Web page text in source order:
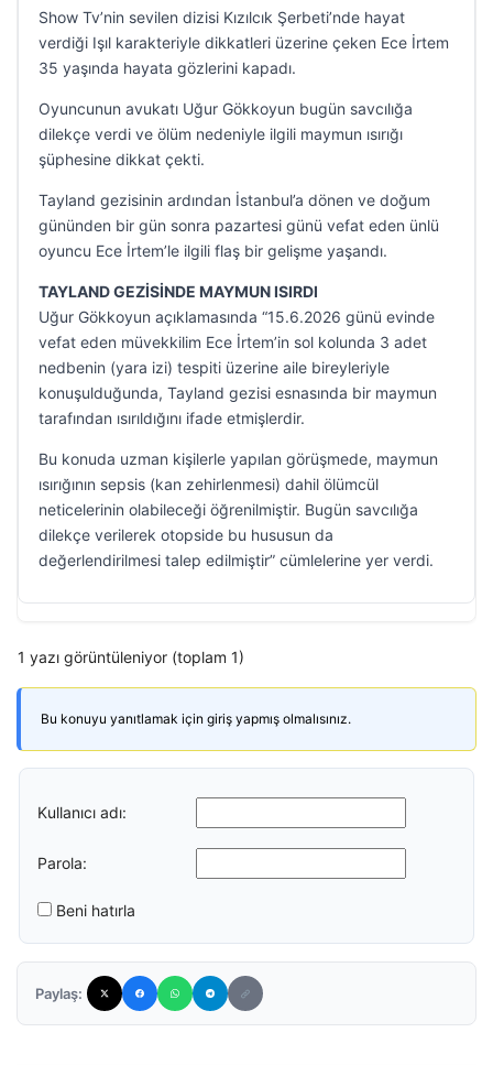
Show Tv’nin sevilen dizisi Kızılcık Şerbeti’nde hayat
verdiği Işıl karakteriyle dikkatleri üzerine çeken Ece İrtem
35 yaşında hayata gözlerini kapadı.
Oyuncunun avukatı Uğur Gökkoyun bugün savcılığa
dilekçe verdi ve ölüm nedeniyle ilgili maymun ısırığı
şüphesine dikkat çekti.
Tayland gezisinin ardından İstanbul’a dönen ve doğum
gününden bir gün sonra pazartesi günü vefat eden ünlü
oyuncu Ece İrtem’le ilgili flaş bir gelişme yaşandı.
TAYLAND GEZİSİNDE MAYMUN ISIRDI
Uğur Gökkoyun açıklamasında “15.6.2026 günü evinde
vefat eden müvekkilim Ece İrtem’in sol kolunda 3 adet
nedbenin (yara izi) tespiti üzerine aile bireyleriyle
konuşulduğunda, Tayland gezisi esnasında bir maymun
tarafından ısırıldığını ifade etmişlerdir.
Bu konuda uzman kişilerle yapılan görüşmede, maymun
ısırığının sepsis (kan zehirlenmesi) dahil ölümcül
neticelerinin olabileceği öğrenilmiştir. Bugün savcılığa
dilekçe verilerek otopside bu hususun da
değerlendirilmesi talep edilmiştir” cümlelerine yer verdi.
1 yazı görüntüleniyor (toplam 1)
Bu konuyu yanıtlamak için giriş yapmış olmalısınız.
Kullanıcı adı:
Parola:
Beni hatırla
Paylaş: